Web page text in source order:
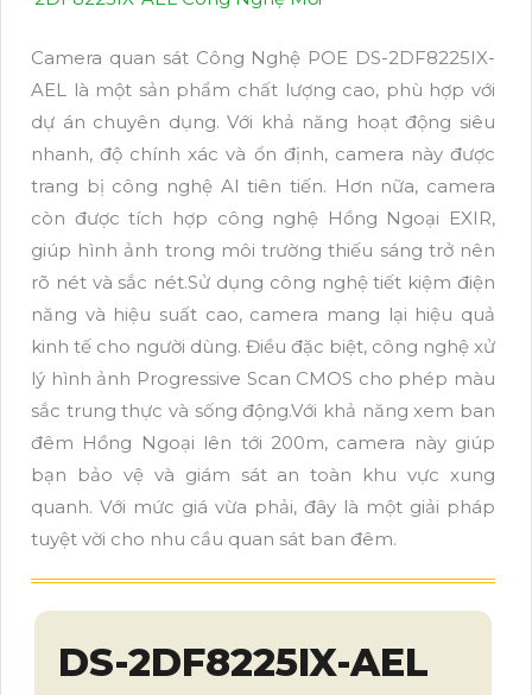
Camera quan sát Công Nghệ POE DS-2DF8225IX-
AEL là một sản phẩm chất lượng cao, phù hợp với
dự án chuyên dụng. Với khả năng hoạt động siêu
nhanh, độ chính xác và ổn định, camera này được
trang bị công nghệ AI tiên tiến. Hơn nữa, camera
còn được tích hợp công nghệ Hồng Ngoại EXIR,
giúp hình ảnh trong môi trường thiếu sáng trở nên
rõ nét và sắc nét.Sử dụng công nghệ tiết kiệm điện
năng và hiệu suất cao, camera mang lại hiệu quả
kinh tế cho người dùng. Điều đặc biệt, công nghệ xử
lý hình ảnh Progressive Scan CMOS cho phép màu
sắc trung thực và sống động.Với khả năng xem ban
đêm Hồng Ngoại lên tới 200m, camera này giúp
bạn bảo vệ và giám sát an toàn khu vực xung
quanh. Với mức giá vừa phải, đây là một giải pháp
tuyệt vời cho nhu cầu quan sát ban đêm.
DS-2DF8225IX-AEL